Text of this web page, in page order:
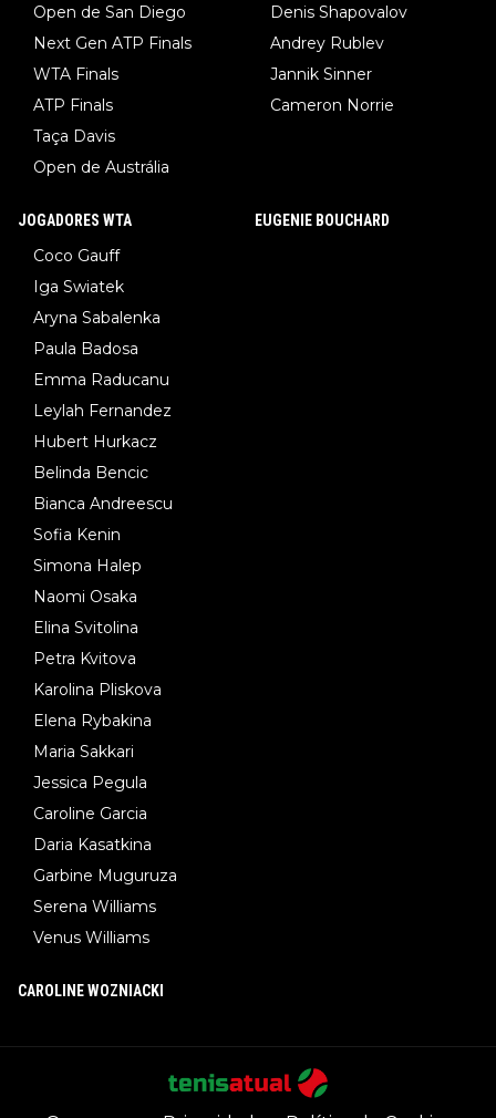
Open de San Diego
Next Gen ATP Finals
WTA Finals
ATP Finals
Taça Davis
Open de Austrália
Denis Shapovalov
Andrey Rublev
Jannik Sinner
Cameron Norrie
JOGADORES WTA
Coco Gauff
Iga Swiatek
Aryna Sabalenka
Paula Badosa
Emma Raducanu
Leylah Fernandez
Hubert Hurkacz
Belinda Bencic
Bianca Andreescu
Sofia Kenin
Simona Halep
Naomi Osaka
Elina Svitolina
Petra Kvitova
Karolina Pliskova
Elena Rybakina
Maria Sakkari
Jessica Pegula
Caroline Garcia
Daria Kasatkina
Garbine Muguruza
Serena Williams
Venus Williams
EUGENIE BOUCHARD
CAROLINE WOZNIACKI